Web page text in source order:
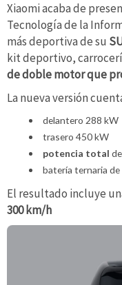
Xiaomi acaba de
Tecnología de la
más deportiva de su
kit deportivo,
de doble motor que
La nueva versión
delantero 288 kW
trasero 450 kW
potencia total
batería ternaria
El resultado incluye
300 km/h